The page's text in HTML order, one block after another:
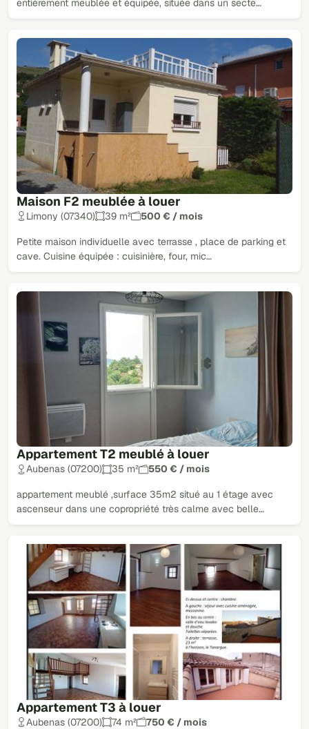
entièrement meublée et équipée, située dans un secte…
Maison F2 meublée à louer
Limony (07340) 39 m² 500 € / mois
Petite maison individuelle avec terrasse , place de parking et
cave. Cuisine équipée : cuisinière, four, mic…
Appartement T2 meublé à louer
Aubenas (07200) 35 m² 550 € / mois
appartement meublé ,surface 35m2 situé au 1 étage avec
ascenseur dans une copropriété très calme avec belle…
Appartement T3 à louer
Aubenas (07200) 74 m² 750 € / mois